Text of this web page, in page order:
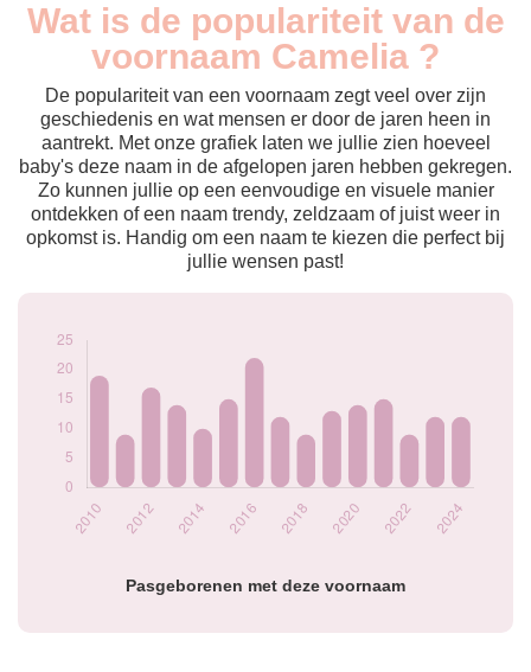
Wat is de populariteit van de
voornaam Camelia ?
De populariteit van een voornaam zegt veel over zijn
geschiedenis en wat mensen er door de jaren heen in
aantrekt. Met onze grafiek laten we jullie zien hoeveel
baby's deze naam in de afgelopen jaren hebben gekregen.
Zo kunnen jullie op een eenvoudige en visuele manier
ontdekken of een naam trendy, zeldzaam of juist weer in
opkomst is. Handig om een naam te kiezen die perfect bij
jullie wensen past!
Pasgeborenen met deze voornaam
Popularité du
prénom Camelia
Année
Nouveaux-
nés
2010
19
2011
9
2012
17
2013
14
2014
10
2015
15
2016
22
2021
15
2022
2023